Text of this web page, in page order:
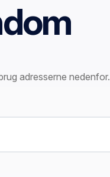
adresserne nedenfor.